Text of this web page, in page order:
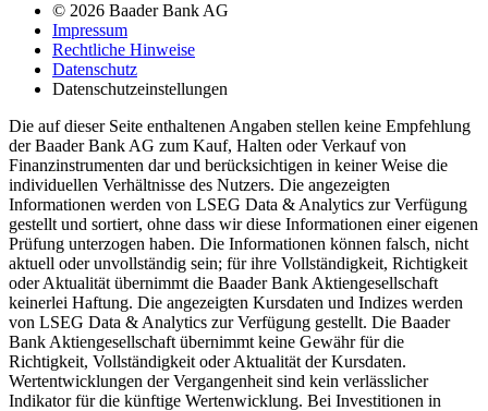
© 2026 Baader Bank AG
Impressum
Rechtliche Hinweise
Datenschutz
Datenschutzeinstellungen
Die auf dieser Seite enthaltenen Angaben stellen keine Empfehlung
der Baader Bank AG zum Kauf, Halten oder Verkauf von
Finanzinstrumenten dar und berücksichtigen in keiner Weise die
individuellen Verhältnisse des Nutzers. Die angezeigten
Informationen werden von LSEG Data & Analytics zur Verfügung
gestellt und sortiert, ohne dass wir diese Informationen einer eigenen
Prüfung unterzogen haben. Die Informationen können falsch, nicht
aktuell oder unvollständig sein; für ihre Vollständigkeit, Richtigkeit
oder Aktualität übernimmt die Baader Bank Aktiengesellschaft
keinerlei Haftung. Die angezeigten Kursdaten und Indizes werden
von LSEG Data & Analytics zur Verfügung gestellt. Die Baader
Bank Aktiengesellschaft übernimmt keine Gewähr für die
Richtigkeit, Vollständigkeit oder Aktualität der Kursdaten.
Wertentwicklungen der Vergangenheit sind kein verlässlicher
Indikator für die künftige Wertenwicklung. Bei Investitionen in